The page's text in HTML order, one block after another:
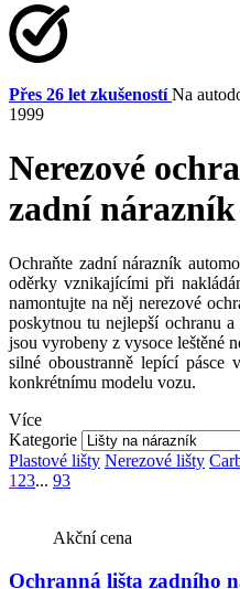
Přes 26 let zkušeností Na
1999
Nerezové
zadní
Ochraňte zadní nárazník
oděrky vznikajícími při
namontujte na něj nerezové
poskytnou tu nejlepší ochranu
jsou vyrobeny z vysoce leštěné
silné oboustranně lepící pásce
konkrétnímu modelu vozu.
Více
Kategorie
Plastové lišty Nerezové lišty
1 23... 93
Akční cena
Ochranná lišta zadního